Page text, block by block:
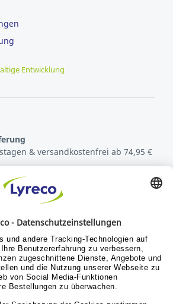
Entwicklung
& versandkostenfrei ab 74,95 €
Kreditkarte